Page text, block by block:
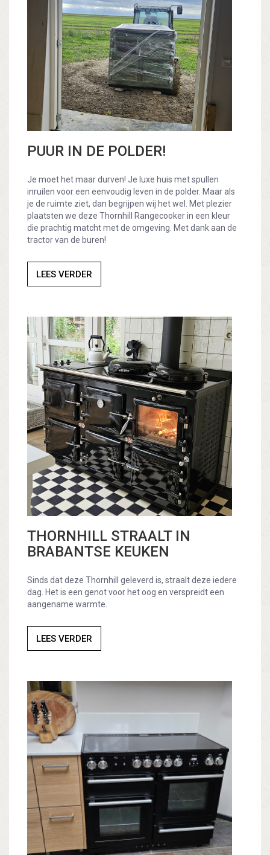
PUUR IN DE POLDER!
Je moet het maar durven! Je luxe huis met spullen
inruilen voor een eenvoudig leven in de polder. Maar als
je de ruimte ziet, dan begrijpen wij het wel. Met plezier
plaatsten we deze Thornhill Rangecooker in een kleur
die prachtig matcht met de omgeving. Met dank aan de
tractor van de buren!
LEES VERDER
THORNHILL STRAALT IN
BRABANTSE KEUKEN
Sinds dat deze Thornhill geleverd is, straalt deze iedere
dag. Het is een genot voor het oog en verspreidt een
aangename warmte.
LEES VERDER